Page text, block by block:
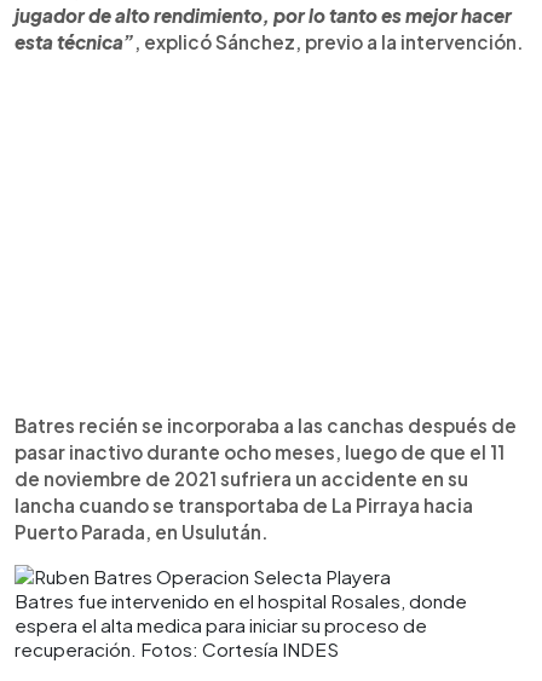
jugador de alto rendimiento, por lo tanto es mejor hacer
esta técnica”, explicó Sánchez, previo a la intervención.
Batres recién se incorporaba a las canchas después de
pasar inactivo durante ocho meses, luego de que el 11
de noviembre de 2021 sufriera un accidente en su
lancha cuando se transportaba de La Pirraya hacia
Puerto Parada, en Usulután.
Batres fue intervenido en el hospital Rosales, donde
espera el alta medica para iniciar su proceso de
recuperación. Fotos: Cortesía INDES